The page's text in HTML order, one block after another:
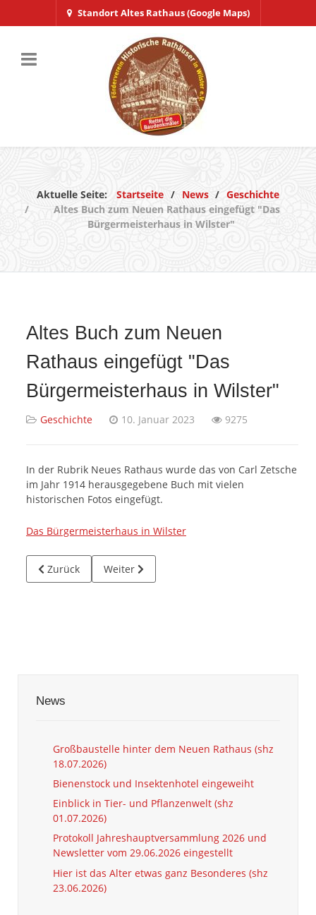
Standort Altes Rathaus (Google Maps)
Aktuelle Seite: Startseite News
Geschichte
Altes Buch zum Neuen Rathaus eingefügt "Das
Bürgermeisterhaus in Wilster"
Altes Buch zum Neuen
Rathaus eingefügt "Das
Bürgermeisterhaus in Wilster"
Geschichte 10. Januar 2023 9275
In der Rubrik Neues Rathaus wurde das von Carl Zetsche
im Jahr 1914 herausgegebene Buch mit vielen
historischen Fotos eingefügt.
Das Bürgermeisterhaus in Wilster
Vorheriger Beitrag: Der Bürgermeistergarten in Wilster
Zurück Nächster Beitrag: Das Bürgermeisterhaus
Weiter
News
Großbaustelle hinter dem Neuen Rathaus (shz
18.07.2026)
Bienenstock und Insektenhotel eingeweiht
Einblick in Tier- und Pflanzenwelt (shz
01.07.2026)
Protokoll Jahreshauptversammlung 2026 und
Newsletter vom 29.06.2026 eingestellt
Hier ist das Alter etwas ganz Besonderes (shz
23.06.2026)